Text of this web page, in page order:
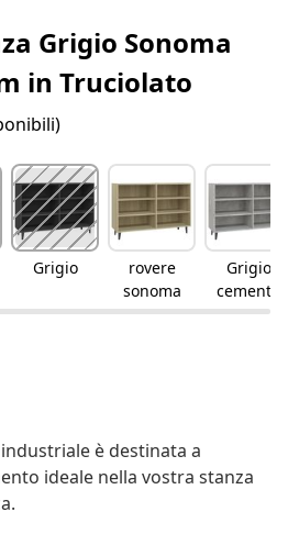
Grigio Sonoma
in Truciolato
Grigio
rovere
sonoma
Grigio
cemento
è destinata a
ideale nella vostra stanza